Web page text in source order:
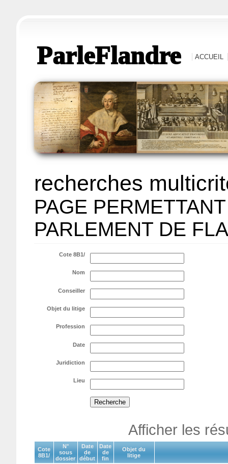
ParleFlandre ACCUEIL
recherches
PAGE
PARLEMENT DE
Cote 8B1/
Nom
Conseiller
Objet du litige
Profession
Date
Juridiction
Lieu
Afficher les
Cote
8B1/
N°
sous
dossier
Date
de
début
Date
de
fin
Objet du
litige